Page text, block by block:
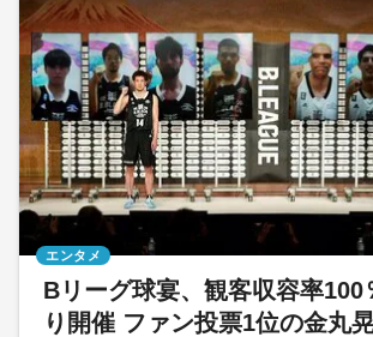
Bリーグ球宴、観客収容率100
り開催 ファン投票1位の金丸
エンタメ